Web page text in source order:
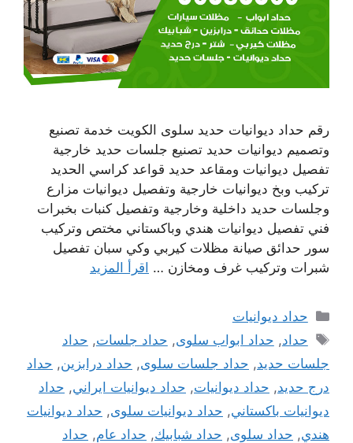
رقم حداد ديوانيات حديد سلوى الكويت خدمة تصنيع
وتصميم ديوانيات حديد تصنيع جلسات حديد خارجية
تفصيل ديوانيات ومقاعد حديد قواعد كراسي الحديد
تركيب وبخ ديوانيات خارجية وتفصيل ديوانيات مزارع
وجلسات حديد داخلية وخارجية وتفصيل كنبات بخبرات
فني تفصيل ديوانيات هندي وباكستاني مختص وتركيب
سور حدائق صيانة مظلات كيربي وكي سبان تفصيل
شبرات وتركيب غرف ومخازن … اقرأ المزيد
التصنيفات
حداد ديوانيات
الوسوم
حداد, حداد ابواب سلوى, حداد جلسات, حداد
جلسات حديد, حداد جلسات سلوى, حداد درابزين, حداد
درج حديد, حداد ديوانيات, حداد ديوانيات ايراني, حداد
ديوانيات باكستاني, حداد ديوانيات سلوى, حداد ديوانيات
هندي, حداد سلوى, حداد شبابيك, حداد عام, حداد